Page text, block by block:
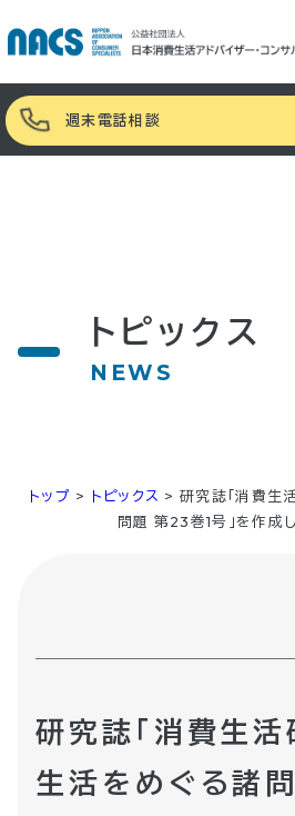
週末電話相談
トピックス
NEWS
トップ > トピックス >研究誌「消費生
問題 第23巻1号」を作成
研究誌「消費生活
生活をめぐる諸